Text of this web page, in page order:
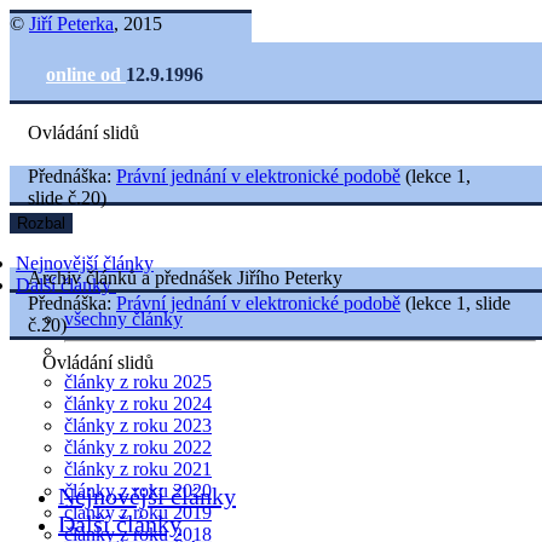
© Jiří Peterka, 2015
online od 12.9.1996
Ovládání slidů
Nejnovější články
Další články
všechny články
články z roku 2025
články z roku 2024
články z roku 2023
články z roku 2022
články z roku 2021
články z roku 2020
články z roku 2019
články z roku 2018
Přednáška: Právní jednání v elektronické podobě (lekce 1,
slide č.20)
Rozbal
Archiv článků a přednášek Jiřího Peterky
Přednáška: Právní jednání v elektronické podobě (lekce 1, slide
č.20)
Ovládání slidů
Nejnovější články
Další články